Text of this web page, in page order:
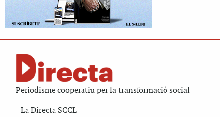
Periodisme cooperatiu per la transformació social
La Directa SCCL